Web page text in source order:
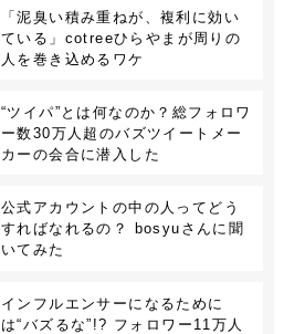
「泥臭い積み重ねが、複利に効い
ている」cotreeひらやまが周りの
人を巻き込めるワケ
“ツイパ”とは何なのか？総フォロワ
ー数30万人超のバズツイートメー
カーの会合に潜入した
公式アカウントの中の人ってどう
すればなれるの？ bosyuさんに聞
いてみた
インフルエンサーになるために
は“バズるな”!? フォロワー11万人